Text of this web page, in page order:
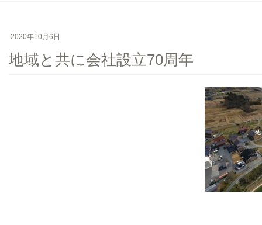
2020年10月6日
地域と共に会社設立70周年